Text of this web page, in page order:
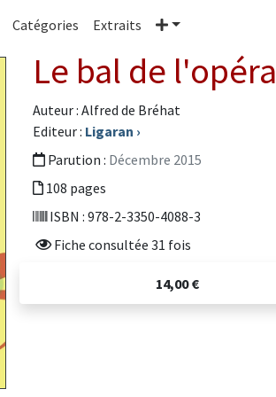
Catégories Extraits Plus
Le bal de l'opéra
Auteur : Alfred de Bréhat
Editeur : Ligaran ›
Parution : Décembre 2015
108 pages
ISBN : 978-2-3350-4088-3
Fiche consultée 31 fois
14,00 €